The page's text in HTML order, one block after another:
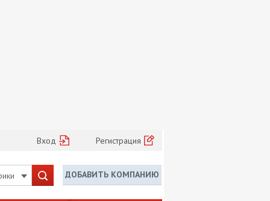
Вход Регистрация
ДОБАВИТЬ КОМПАНИЮ